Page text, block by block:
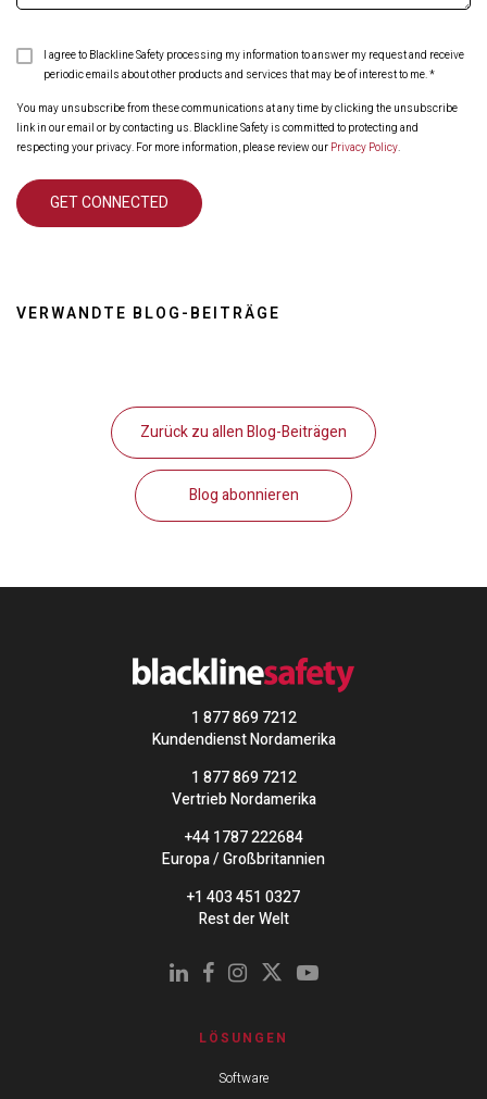
I agree to Blackline Safety processing my information to answer my request and receive
periodic emails about other products and services that may be of interest to me.*
You may unsubscribe from these communications at any time by clicking the unsubscribe
link in our email or by contacting us. Blackline Safety is committed to protecting and
respecting your privacy. For more information, please review our Privacy Policy.
VERWANDTE BLOG-BEITRÄGE
Zurück zu allen Blog-Beiträgen
Blog abonnieren
1 877 869 7212
Kundendienst Nordamerika
1 877 869 7212
Vertrieb Nordamerika
+44 1787 222684
Europa / Großbritannien
+1 403 451 0327
Rest der Welt
LÖSUNGEN
Software